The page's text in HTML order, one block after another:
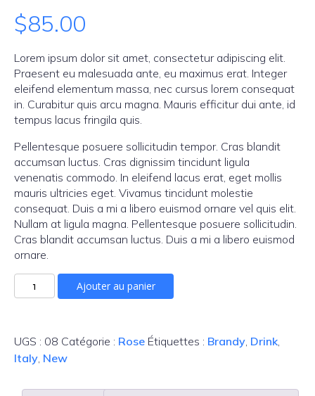
sur 5
basé sur
notation
client
$85.00
Lorem ipsum dolor sit amet, consectetur adipiscing elit.
Praesent eu malesuada ante, eu maximus erat. Integer
eleifend elementum massa, nec cursus lorem consequat
in. Curabitur quis arcu magna. Mauris efficitur dui ante, id
tempus lacus fringila quis.
Pellentesque posuere sollicitudin tempor. Cras blandit
accumsan luctus. Cras dignissim tincidunt ligula
venenatis commodo. In eleifend lacus erat, eget mollis
mauris ultricies eget. Vivamus tincidunt molestie
consequat. Duis a mi a libero euismod ornare vel quis elit.
Nullam at ligula magna. Pellentesque posuere sollicitudin.
Cras blandit accumsan luctus. Duis a mi a libero euismod
ornare.
quantité
de
Pinot
Noir
Ajouter au panier
UGS : 08 Catégorie : Rose Étiquettes : Brandy, Drink,
Italy, New